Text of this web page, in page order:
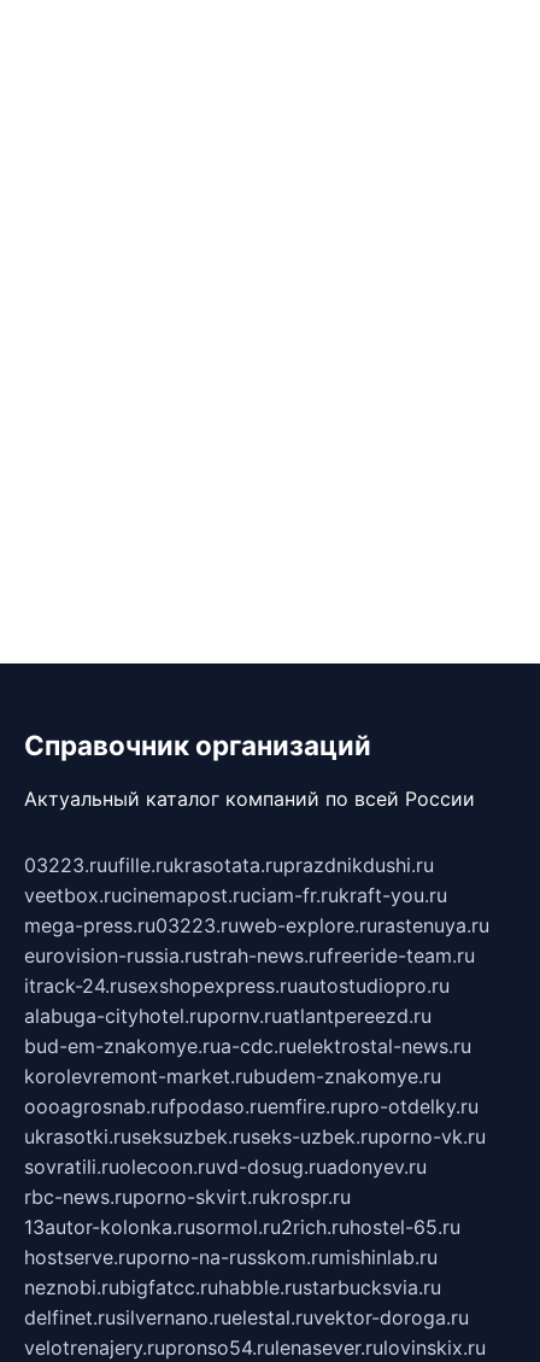
Справочник организаций
Актуальный каталог компаний по всей России
03223.ruufille.rukrasotata.ruprazdnikdushi.ru
veetbox.rucinemapost.ruciam-fr.rukraft-you.ru
mega-press.ru03223.ruweb-explore.rurastenuya.ru
eurovision-russia.rustrah-news.rufreeride-team.ru
itrack-24.rusexshopexpress.ruautostudiopro.ru
alabuga-cityhotel.rupornv.ruatlantpereezd.ru
bud-em-znakomye.rua-cdc.ruelektrostal-news.ru
korolevremont-market.rubudem-znakomye.ru
oooagrosnab.rufpodaso.ruemfire.rupro-otdelky.ru
ukrasotki.ruseksuzbek.ruseks-uzbek.ruporno-vk.ru
sovratili.ruolecoon.ruvd-dosug.ruadonyev.ru
rbc-news.ruporno-skvirt.rukrospr.ru
13autor-kolonka.rusormol.ru2rich.ruhostel-65.ru
hostserve.ruporno-na-russkom.rumishinlab.ru
neznobi.rubigfatcc.ruhabble.rustarbucksvia.ru
delfinet.rusilvernano.ruelestal.ruvektor-doroga.ru
velotrenajery.rupronso54.rulenasever.rulovinskix.ru